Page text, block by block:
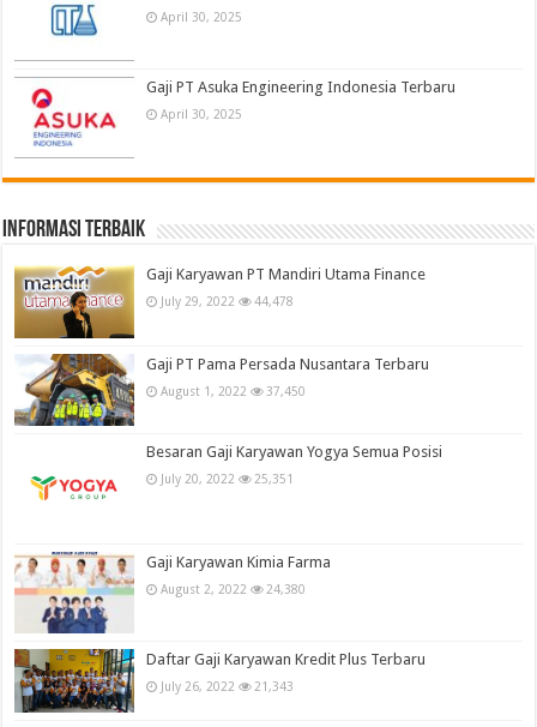
April 30, 2025
Gaji PT Asuka Engineering Indonesia Terbaru
April 30, 2025
informasi terbaik
Gaji Karyawan PT Mandiri Utama Finance
July 29, 2022 44,478
Gaji PT Pama Persada Nusantara Terbaru
August 1, 2022 37,450
Besaran Gaji Karyawan Yogya Semua Posisi
July 20, 2022 25,351
Gaji Karyawan Kimia Farma
August 2, 2022 24,380
Daftar Gaji Karyawan Kredit Plus Terbaru
July 26, 2022 21,343